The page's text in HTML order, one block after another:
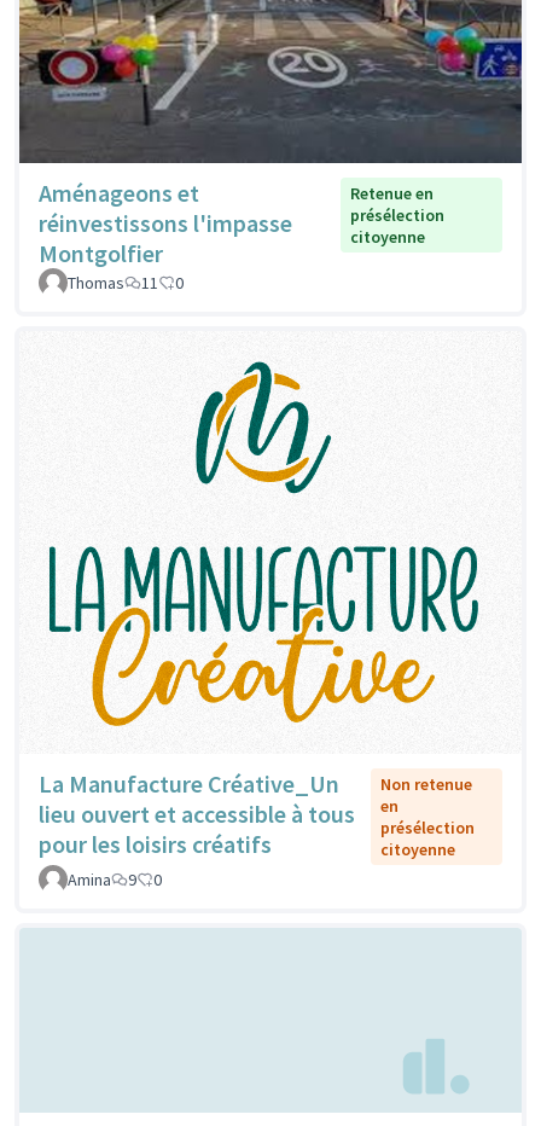
Aménageons et
réinvestissons l'impasse
Montgolfier
Retenue en
présélection
citoyenne
Thomas 11 0
La Manufacture Créative_Un
lieu ouvert et accessible à tous
pour les loisirs créatifs
Non retenue
en
présélection
citoyenne
Amina
9 0